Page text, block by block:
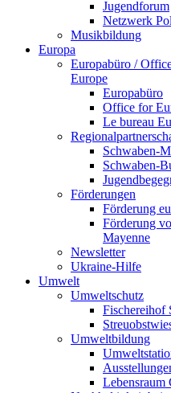
Jugendforum
Netzwerk
Musikbildung
Europa
Europabüro /
Europe
Europabüro
Office for
Le bureau
Schwaben-
Schwaben-
Förderungen
Förderung
Förderung
Mayenne
Newsletter
Ukraine-Hilfe
Umwelt
Umweltschutz
Fischereihof
Umweltbildung
Lebensraum